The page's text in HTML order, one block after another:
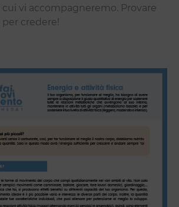
cui vi accompagneremo. Provare
per credere!